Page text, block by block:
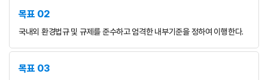
목표 02
국내외 환경법규 및 규제를 준수하고 엄격한 내부기준을 정하여 이행한다.
목표 03